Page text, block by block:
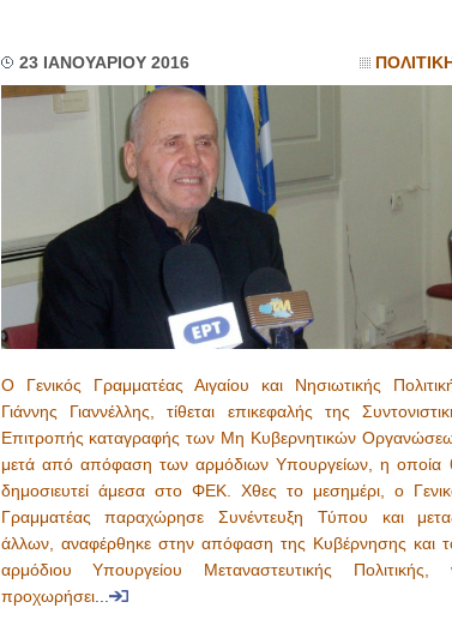
23 ΙΑΝΟΥΑΡΙΟΥ 2016 ΠΟΛΙΤΙΚΗ
Ο Γενικός Γραμματέας Αιγαίου και Νησιωτικής
Γιάννης Γιαννέλλης, τίθεται επικεφαλής της
Επιτροπής καταγραφής των Μη Κυβερνητικών
μετά από απόφαση των αρμόδιων Υπουργείων, η οποία
δημοσιευτεί άμεσα στο ΦΕΚ. Χθες το μεσημέρι, ο
Γραμματέας παραχώρησε Συνέντευξη Τύπου και
άλλων, αναφέρθηκε στην απόφαση της Κυβέρνησης και
αρμόδιου Υπουργείου Μεταναστευτικής Πολιτικής,
προχωρήσει...